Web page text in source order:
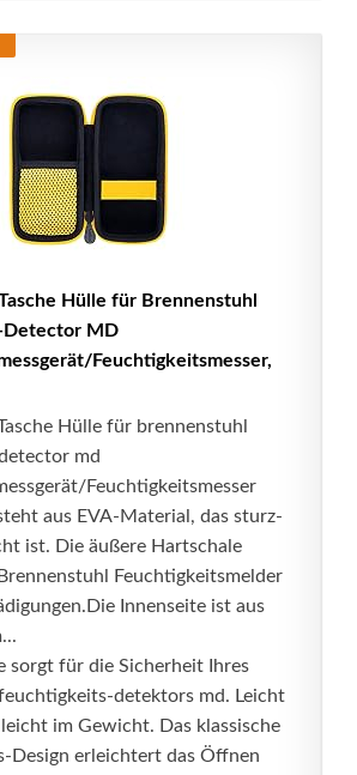
Hülle für Brennenstuhl
Detector MD
Feuchtigkeitsmesser,
Hülle für brennenstuhl
md
Feuchtigkeitsmesser
aus EVA-Material, das sturz-
ist. Die äußere Hartschale
Feuchtigkeitsmelder
Innenseite ist aus
sorgt für die Sicherheit Ihres
detektors md. Leicht
im Gewicht. Das klassische
Design erleichtert das Öffnen